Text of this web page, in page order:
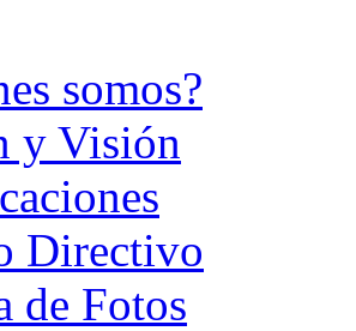
somos?
y Visión
Directivo
de Fotos